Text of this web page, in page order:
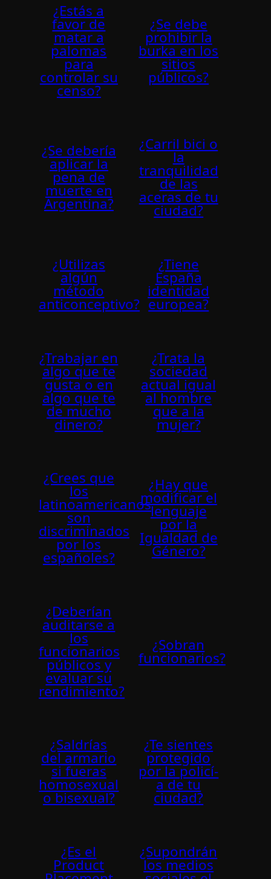
¿Estás a
favor de
matar a
palomas
para
controlar su
censo?
¿Se debe
prohibir la
burka en los
sitios
públicos?
¿Se debería
aplicar la
pena de
muerte en
Argentina?
¿Carril bici o
la
tranquilidad
de las
aceras de tu
ciudad?
¿Utilizas
algún
método
anticonceptivo?
¿Tiene
España
identidad
europea?
¿Trabajar en
algo que te
gusta o en
algo que te
de mucho
dinero?
¿Trata la
sociedad
actual igual
al hombre
que a la
mujer?
¿Crees que
los
latinoamericanos
son
discriminados
por los
españoles?
¿Hay que
modificar el
lenguaje
por la
Igualdad de
Género?
¿Deberían
auditarse a
los
funcionarios
públicos y
evaluar su
rendimiento?
¿Sobran
funcionarios?
¿Saldrías
del armario
si fueras
homosexual
o bisexual?
¿Te sientes
protegido
por la policí­
a de tu
ciudad?
¿Es el
Product
¿Supondrán
los medios